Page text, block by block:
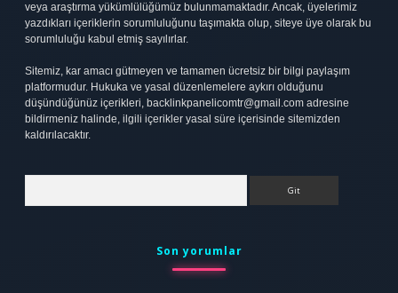
veya araştırma yükümlülüğümüz bulunmamaktadır. Ancak, üyelerimiz
yazdıkları içeriklerin sorumluluğunu taşımakta olup, siteye üye olarak bu
sorumluluğu kabul etmiş sayılırlar.
Sitemiz, kar amacı gütmeyen ve tamamen ücretsiz bir bilgi paylaşım
platformudur. Hukuka ve yasal düzenlemelere aykırı olduğunu
düşündüğünüz içerikleri, backlinkpanelicomtr@gmail.com adresine
bildirmeniz halinde, ilgili içerikler yasal süre içerisinde sitemizden
kaldırılacaktır.
Son yorumlar